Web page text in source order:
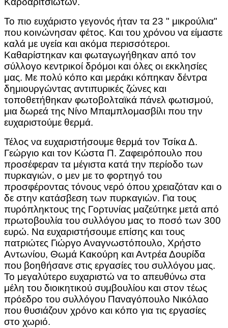
Το πιο ευχάριστο γεγονός ήταν τα 23 " μικρούλια"
που κοινώνησαν φέτος. Και του χρόνου να είμαστε
καλά με υγεία και ακόμα περισσότεροι.
Καθαρίστηκαν και φωταγωγήθηκαν από τον
σύλλογο κεντρικοί δρόμοι και όλες οι εκκλησίες
μας. Με πολύ κόπο και μεράκι κόπηκαν δέντρα
δημιουργώντας αντιπυρικές ζώνες και
τοποθετήθηκαν φωτοβολταϊκά πάνελ φωτισμού,
μια δωρεά της Νίνο Μπαμπλομασβίλι που την
ευχαριστούμε θερμά.
Τέλος να ευχαριστήσουμε θερμά τον Τσίκα Δ.
Γεώργιο και τον Κώστα Π. Ζαφειρόπουλο που
προσέφεραν τα μέγιστα κατά την περίοδο των
πυρκαγιών, ο μεν με το φορτηγό του
προσφέροντας τόνους νερό όπου χρειαζόταν και ο
δε στην κατάσβεση των πυρκαγιών. Για τους
πυρόπληκτους της Γορτυνίας μαζεύτηκε μετά από
πρωτοβουλία του συλλόγου μας το ποσό των 300
ευρώ. Να ευχαριστήσουμε επίσης και τους
πατριώτες Γιώργο Αναγνωστόπουλο, Χρήστο
Αντωνίου, Θωμά Κακούρη και Αντρέα Δουρίδα
που βοηθήσανε στις εργασίες του συλλόγου μας.
Το μεγαλύτερο ευχαριστώ να το απευθύνω στα
μέλη του διοικητικού συμβουλίου και στον τέως
πρόεδρο του συλλόγου Παναγόπουλο Νικόλαο
που θυσιάζουν χρόνο και κόπο για τις εργασίες
στο χωριό.